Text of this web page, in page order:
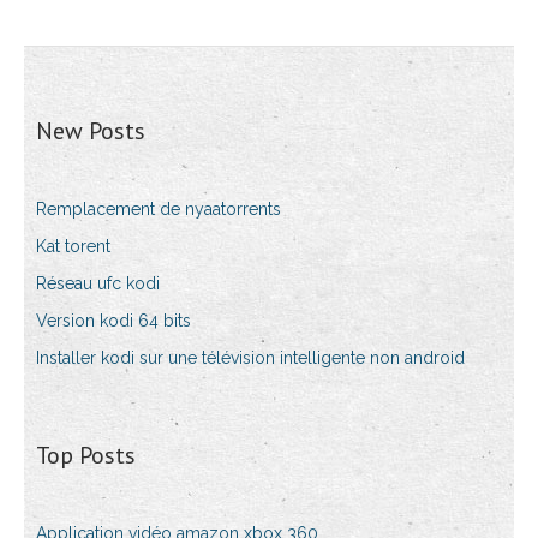
New Posts
Remplacement de nyaatorrents
Kat torent
Réseau ufc kodi
Version kodi 64 bits
Installer kodi sur une télévision intelligente non android
Top Posts
Application vidéo amazon xbox 360